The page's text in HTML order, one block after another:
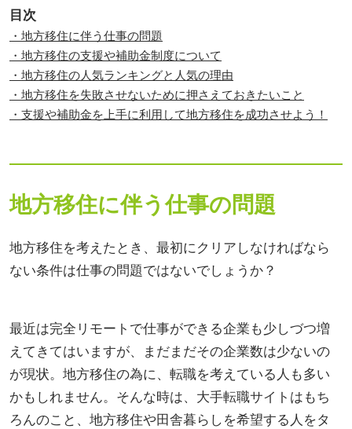
目次
・地方移住に伴う仕事の問題
・地方移住の支援や補助金制度について
・地方移住の人気ランキングと人気の理由
・地方移住を失敗させないために押さえておきたいこと
・支援や補助金を上手に利用して地方移住を成功させよう！
地方移住に伴う仕事の問題
地方移住を考えたとき、最初にクリアしなければなら
ない条件は仕事の問題ではないでしょうか？
最近は完全リモートで仕事ができる企業も少しづつ増
えてきてはいますが、まだまだその企業数は少ないの
が現状。地方移住の為に、転職を考えている人も多い
かもしれません。そんな時は、大手転職サイトはもち
ろんのこと、地方移住や田舎暮らしを希望する人をタ